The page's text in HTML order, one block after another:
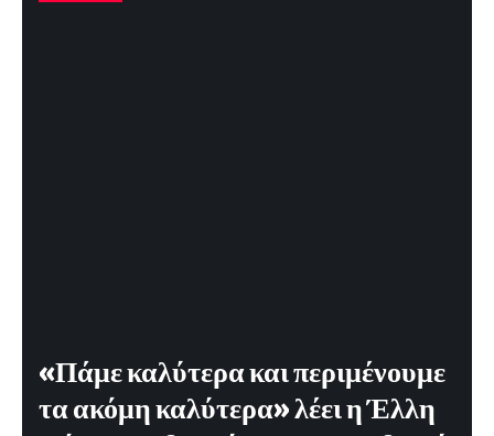
«Πάμε καλύτερα και περιμένουμε
τα ακόμη καλύτερα» λέει η Έλλη